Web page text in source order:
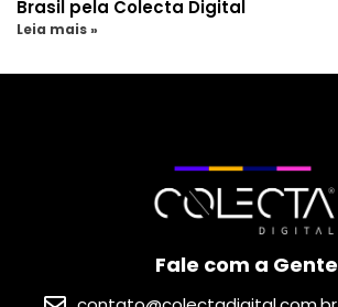
Brasil pela Colecta Digital
Leia mais »
Fale com a Gente